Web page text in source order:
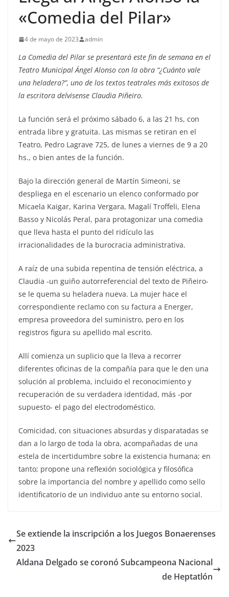
«Comedia del Pilar»
4 de mayo de 2023 admin
La Comedia del Pilar se presentará este fin de semana en el
Teatro Municipal Ángel Alonso con la obra “¿Cuánto vale
una heladera?”, uno de los textos teatrales más exitosos de
la escritora delvisense Claudia Piñeiro.
La función será el próximo sábado 6, a las 21 hs, con
entrada libre y gratuita. Las mismas se retiran en el
Teatro, Pedro Lagrave 725, de lunes a viernes de 9 a 20
hs., o bien antes de la función.
Bajo la dirección general de Martín Simeoni, se
despliega en el escenario un elenco conformado por
Micaela Kaigar, Karina Vergara, Magalí Troffeli, Elena
Basso y Nicolás Peral, para protagonizar una comedia
que lleva hasta el punto del ridículo las
irracionalidades de la burocracia administrativa.
A raíz de una subida repentina de tensión eléctrica, a
Claudia -un guiño autorreferencial del texto de Piñeiro-
se le quema su heladera nueva. La mujer hace el
correspondiente reclamo con su factura a Energer,
empresa proveedora del suministro, pero en los
registros figura su apellido mal escrito.
Allí comienza un suplicio que la lleva a recorrer
diferentes oficinas de la compañía para que le den una
solución al problema, incluido el reconocimiento y
recuperación de su verdadera identidad, más -por
supuesto- el pago del electrodoméstico.
Comicidad, con situaciones absurdas y disparatadas se
dan a lo largo de toda la obra, acompañadas de una
estela de incertidumbre sobre la existencia humana; en
tanto; propone una reflexión sociológica y filosófica
sobre la importancia del nombre y apellido como sello
identificatorio de un individuo ante su entorno social.
Se extiende la inscripción a los Juegos Bonaerenses
2023
Aldana Delgado se coronó Subcampeona Nacional
de Heptatlón